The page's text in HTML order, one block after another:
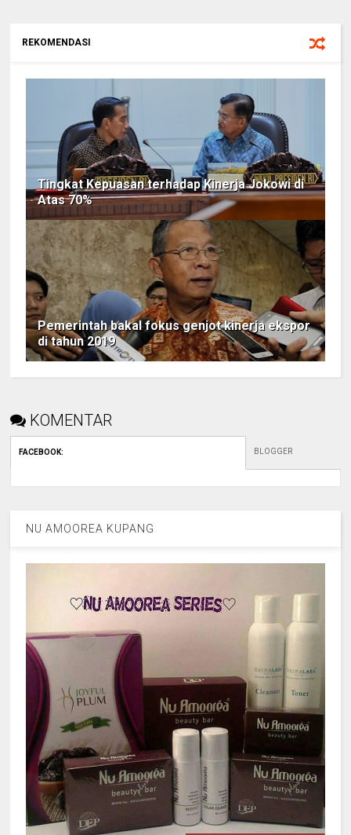
REKOMENDASI
Tingkat Kepuasan terhadap Kinerja Jokowi di
Atas 70%
Pemerintah bakal fokus genjot kinerja ekspor
di tahun 2019
KOMENTAR
FACEBOOK: BLOGGER
NU AMOOREA KUPANG